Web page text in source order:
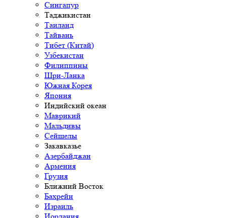
Сингапур
Таджикистан
Таиланд
Тайвань
Тибет (Китай)
Узбекистан
Филиппины
Шри-Ланка
Южная Корея
Япония
Индийский океан
Маврикий
Мальдивы
Сейшелы
Закавказье
Азербайджан
Армения
Грузия
Ближний Восток
Бахрейн
Израиль